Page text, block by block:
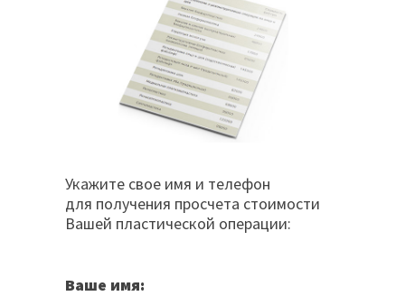
Укажите свое имя и телефон
для получения просчета стоимости
Вашей пластической операции:
Ваше имя: